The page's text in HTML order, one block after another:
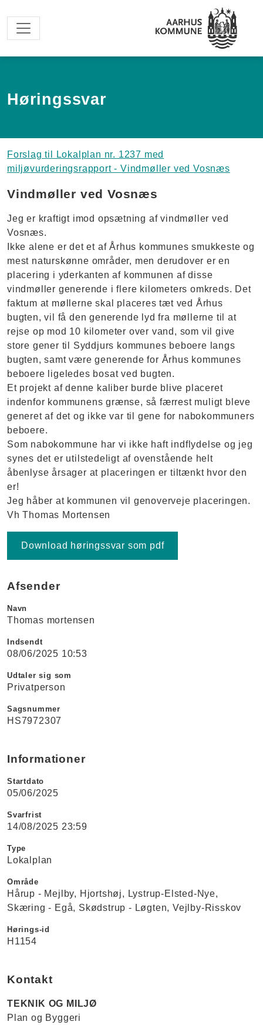
Høringssvar
Forslag til Lokalplan nr. 1237 med
miljøvurderingsrapport - Vindmøller ved Vosnæs
Vindmøller ved Vosnæs
Jeg er kraftigt imod opsætning af vindmøller ved
Vosnæs.
Ikke alene er det et af Århus kommunes smukkeste og
mest naturskønne områder, men derudover er en
placering i yderkanten af kommunen af disse
vindmøller generende i flere kilometers omkreds. Det
faktum at møllerne skal placeres tæt ved Århus
bugten, vil få den generende lyd fra møllerne til at
rejse op mod 10 kilometer over vand, som vil give
store gener til Syddjurs kommunes beboere langs
bugten, samt være generende for Århus kommunes
beboere ligeledes bosat ved bugten.
Et projekt af denne kaliber burde blive placeret
indenfor kommunens grænse, så færrest muligt bleve
generet af det og ikke var til gene for nabokommuners
beboere.
Som nabokommune har vi ikke haft indflydelse og jeg
synes det er utilstedeligt af ovenstående helt
åbenlyse årsager at placeringen er tiltænkt hvor den
er!
Jeg håber at kommunen vil genoverveje placeringen.
Vh Thomas Mortensen
Download høringssvar som pdf
Afsender
Navn
Thomas mortensen
Indsendt
08/06/2025 10:53
Udtaler sig som
Privatperson
Sagsnummer
HS7972307
Informationer
Startdato
05/06/2025
Svarfrist
14/08/2025 23:59
Type
Lokalplan
Område
Hårup - Mejlby Hjortshøj
Lystrup-Elsted-Nye
Skæring - Egå
Skødstrup - Løgten Vejlby-Risskov
Hørings-id
H1154
Kontakt
TEKNIK OG MILJØ
Plan og Byggeri